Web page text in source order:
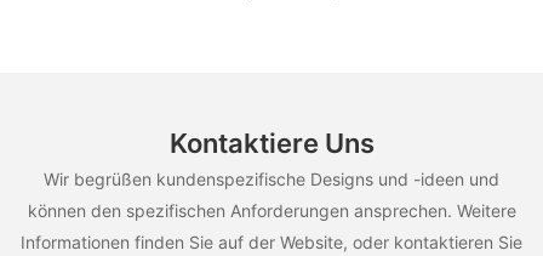
Kontaktiere Uns
Wir begrüßen kundenspezifische Designs und -ideen und
können den spezifischen Anforderungen ansprechen. Weitere
Informationen finden Sie auf der Website, oder kontaktieren Sie